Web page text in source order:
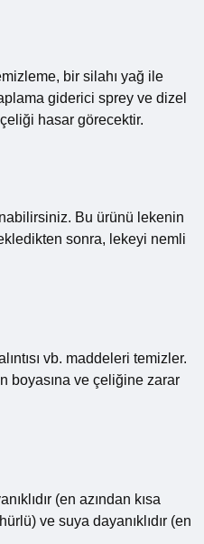
bir silahı yağ ile
giderici sprey ve dizel
hasar görecektir.
Bu ürünü lekenin
sonra, lekeyi nemli
vb. maddeleri temizler.
boyasına ve çeliğine zarar
(en azından kısa
ve suya dayanıklıdır (en